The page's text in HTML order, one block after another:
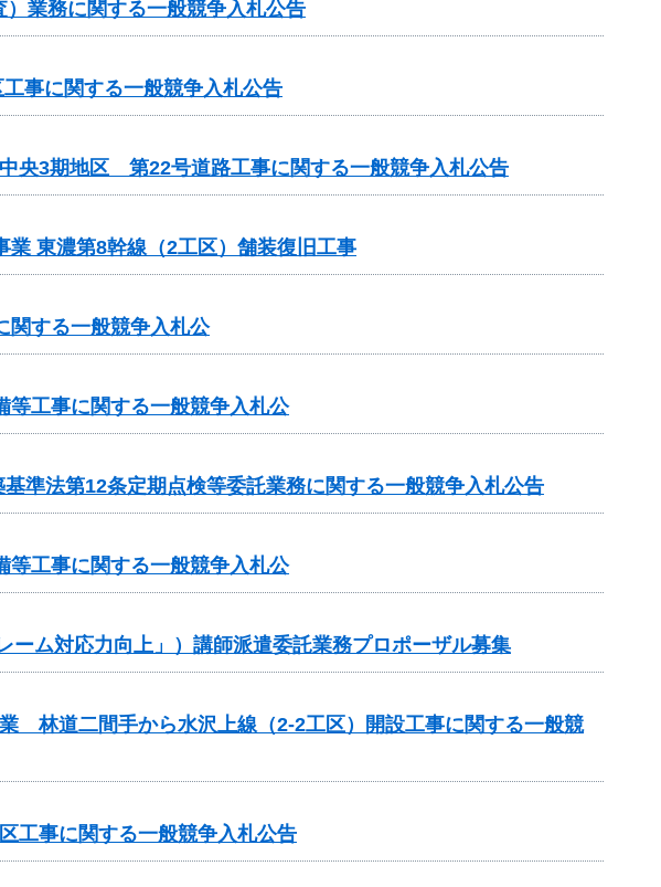
業務に関する一般競争入札公告
事に関する一般競争入札公告
央3期地区 第22号道路工事に関する一般競争入札公告
業 東濃第8幹線（2工区）舗装復旧工事
関する一般競争入札公
等工事に関する一般競争入札公
準法第12条定期点検等委託業務に関する一般競争入札公告
等工事に関する一般競争入札公
ーム対応力向上」）講師派遣委託業務プロポーザル募集
林道二間手から水沢上線（2-2工区）開設工事に関する一般競
工事に関する一般競争入札公告